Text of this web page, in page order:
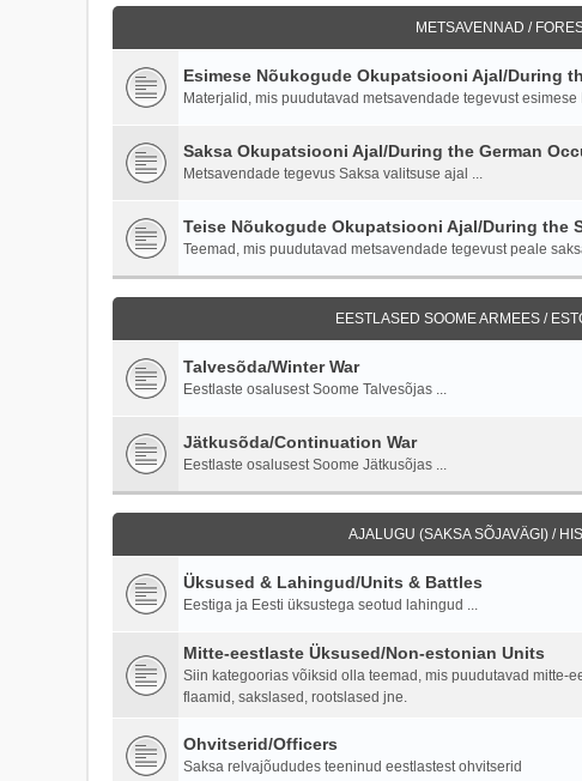
METSAVENNAD /
Esimese Nõukogude Okupatsiooni Ajal/During
Materjalid, mis puudutavad metsavendade tegevust
Saksa Okupatsiooni Ajal/During the German
Metsavendade tegevus Saksa valitsuse ajal ...
Teise Nõukogude Okupatsiooni Ajal/During the
Teemad, mis puudutavad metsavendade tegevust peale
EESTLASED SOOME ARMEES /
Talvesõda/Winter War
Eestlaste osalusest Soome Talvesõjas ...
Jätkusõda/Continuation War
Eestlaste osalusest Soome Jätkusõjas ...
AJALUGU (SAKSA SÕJAVÄGI) /
Üksused & Lahingud/Units & Battles
Eestiga ja Eesti üksustega seotud lahingud ...
Mitte-eestlaste Üksused/Non-estonian Units
Siin kategoorias võiksid olla teemad, mis puudutavad mitte-
flaamid, sakslased, rootslased jne.
Ohvitserid/Officers
Saksa relvajõududes teeninud eestlastest ohvitserid